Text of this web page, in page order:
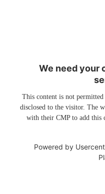
We need your
This content is not
disclosed to the visitor. The
with their CMP to add this
Powered by